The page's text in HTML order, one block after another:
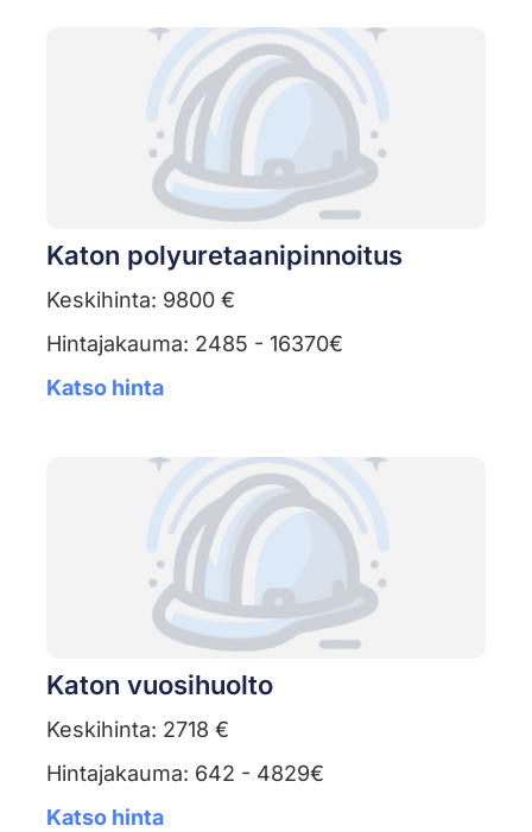
Katon polyuretaanipinnoitus
Keskihinta: 9800 €
Hintajakauma: 2485 - 16370€
Katso hinta
Katon vuosihuolto
Keskihinta: 2718 €
Hintajakauma: 642 - 4829€
Katso hinta